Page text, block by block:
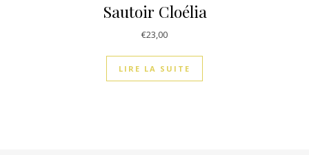
Sautoir Cloélia
€23,00
LIRE LA SUITE